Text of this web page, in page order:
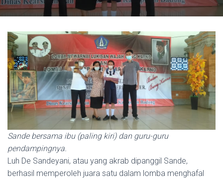
A
S
Sande bersama ibu (paling kiri) dan guru-guru
pendampingnya.
Luh De Sandeyani, atau yang akrab dipanggil Sande,
berhasil memperoleh juara satu dalam lomba menghafal